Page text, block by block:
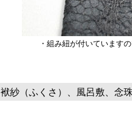
・組み紐が付いています
袱紗（ふくさ）、風呂敷、念